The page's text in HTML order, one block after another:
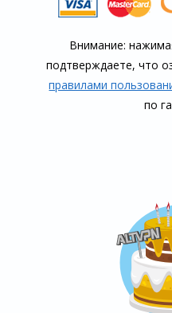
Внимание:
подтверждаете, что
правилами
по